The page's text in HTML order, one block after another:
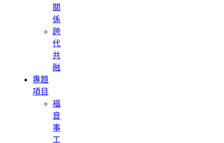
關
係
跨
代
共
融
專題
項目
福
音
事
工